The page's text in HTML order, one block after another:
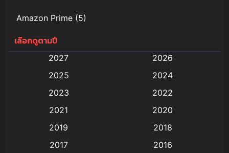
Amazon Prime (5)
Anal (ประตูหลัง)
Animation การ์ตูน
Animation อนิเมะ
เลือกดูตามปี
2027
2026
2025
2024
2023
2022
2021
2020
2019
2018
2017
2016